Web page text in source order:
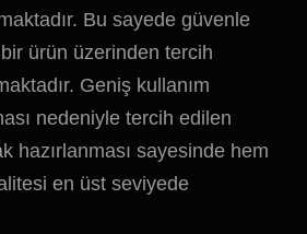
Bu sayede güvenle
ürün üzerinden tercih
Geniş kullanım
nedeniyle tercih edilen
hazırlanması sayesinde hem
en üst seviyede